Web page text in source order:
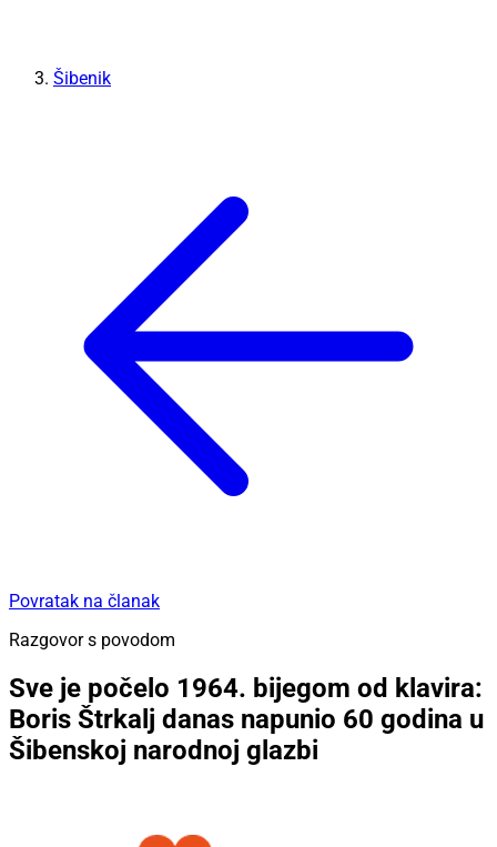
Šibenik
Povratak na članak
Razgovor s povodom
Sve je počelo 1964. bijegom od klavira:
Boris Štrkalj danas napunio 60 godina u
Šibenskoj narodnoj glazbi